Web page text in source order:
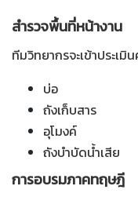
สำรวจพื้นที่หน้างาน
ทีมวิทยากรจะเข้าประเ
บ่อ
ถังเก็บสาร
อุโมงค์
ถังบำบัดน้ำเสีย
การอบรมภาคทฤษฎี